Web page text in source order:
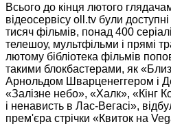
Всього до кінця лютого
відеосервісу oll.tv були
тисяч фільмів, понад 400
телешоу, мультфільми і прямі
лютому бібліотека фільмів
такими блокбастерами, як
Арнольдом Шварценеггером і
«Залізне небо», «Халк», «Кінг
і ненависть в Лас-Вегасі»,
прем'єра стрічки «Квиток на